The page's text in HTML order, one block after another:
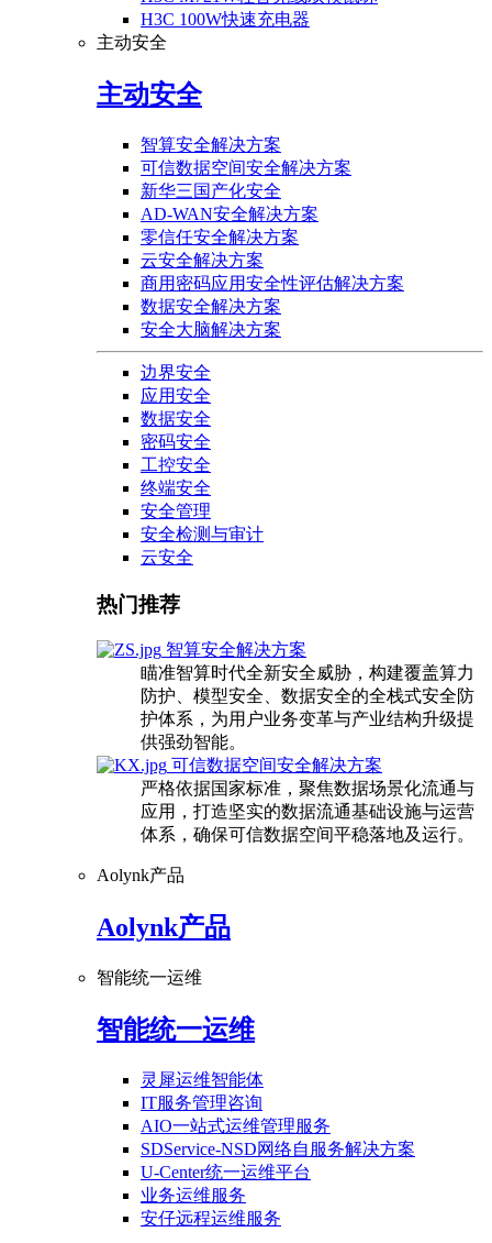
H3C 100W快速充电器
主动安全
主动安全
智算安全解决方案
可信数据空间安全解决方案
新华三国产化安全
AD-WAN安全解决方案
零信任安全解决方案
云安全解决方案
商用密码应用安全性评估解决方案
数据安全解决方案
安全大脑解决方案
边界安全
应用安全
数据安全
密码安全
工控安全
终端安全
安全管理
安全检测与审计
云安全
热门推荐
智算安全解决方案
瞄准智算时代全新安全威胁，构建覆盖算力
防护、模型安全、数据安全的全栈式安全防
护体系，为用户业务变革与产业结构升级提
供强劲智能。
可信数据空间安全解决方案
严格依据国家标准，聚焦数据场景化流通与
应用，打造坚实的数据流通基础设施与运营
体系，确保可信数据空间平稳落地及运行。
Aolynk产品
Aolynk产品
智能统一运维
智能统一运维
灵犀运维智能体
IT服务管理咨询
AIO一站式运维管理服务
SDService-NSD网络自服务解决方案
U-Center统一运维平台
业务运维服务
安仔远程运维服务